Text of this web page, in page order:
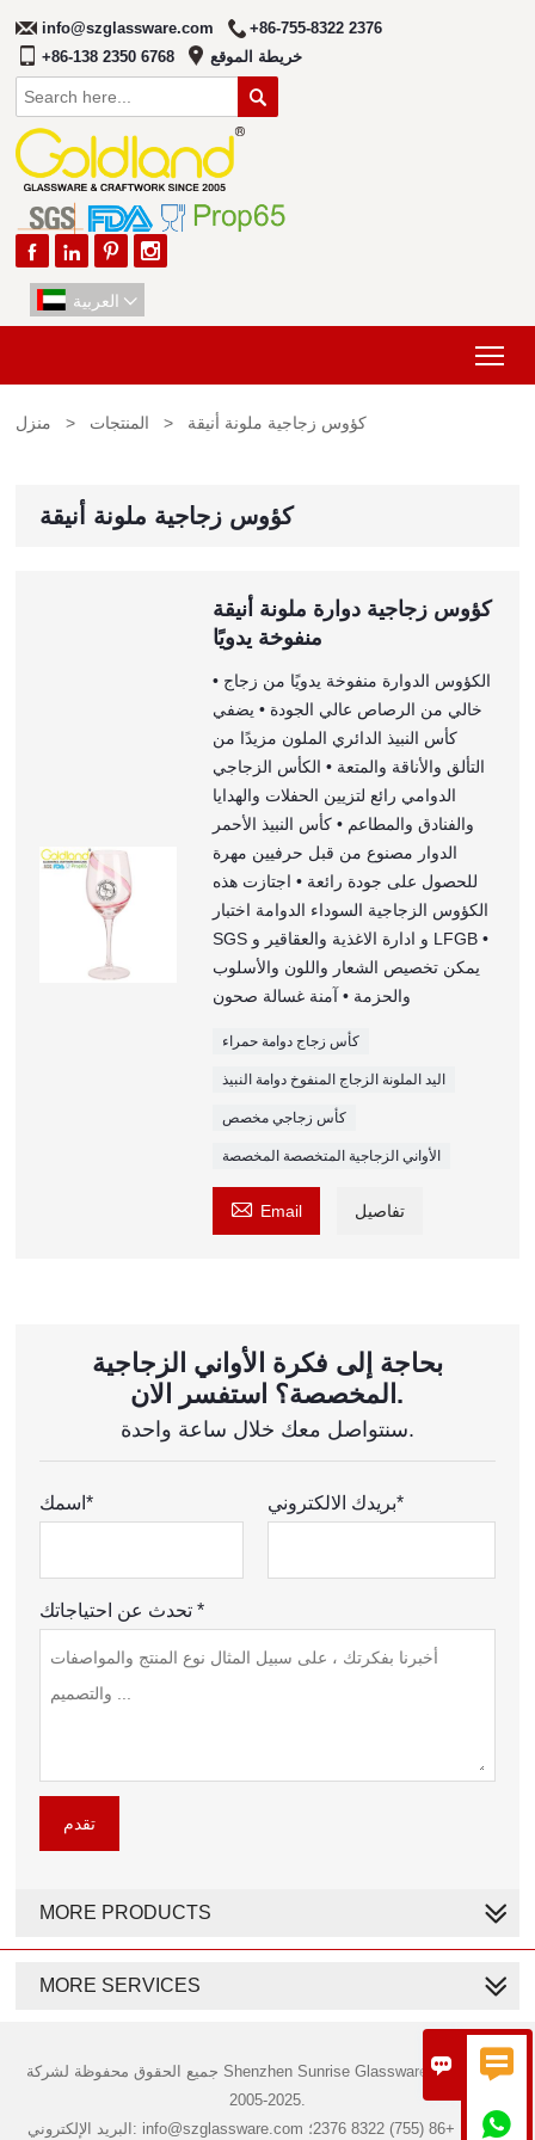
 

info@szglassware.com
+86-755-8322 2376
+86-138 2350 6768
خريطة الموقع

   
العربية 
منزل > المنتجات > كؤوس زجاجية ملونة أنيقة
كؤوس زجاجية ملونة أنيقة
كؤوس زجاجية دوارة ملونة أنيقة
منفوخة يدويًا
• الكؤوس الدوارة منفوخة يدويًا من زجاج
خالي من الرصاص عالي الجودة • يضفي
كأس النبيذ الدائري الملون مزيدًا من
التألق والأناقة والمتعة • الكأس الزجاجي
الدوامي رائع لتزيين الحفلات والهدايا
والفنادق والمطاعم • كأس النبيذ الأحمر
الدوار مصنوع من قبل حرفيين مهرة
للحصول على جودة رائعة • اجتازت هذه
الكؤوس الزجاجية السوداء الدوامة اختبار
SGS و ادارة الاغذية والعقاقير و LFGB •
يمكن تخصيص الشعار واللون والأسلوب
والحزمة • آمنة غسالة صحون
كأس زجاج دوامة حمراء
اليد الملونة الزجاج المنفوخ دوامة النبيذ
كأس زجاجي مخصص
الأواني الزجاجية المتخصصة المخصصة
 Email تفاصيل
بحاجة إلى فكرة الأواني الزجاجية
المخصصة؟ استفسر الان.
سنتواصل معك خلال ساعة واحدة.
اسمك* بريدك الالكتروني*
تحدث عن احتياجاتك *
تقدم
MORE PRODUCTS
MORE SERVICES
جميع الحقوق محفوظة لشركة Shenzhen Sunrise Glassware Co., Ltd. ©
2005-2025.
البريد الإلكتروني: info@szglassware.com الهاتف: +86 (755) 8322 2376؛